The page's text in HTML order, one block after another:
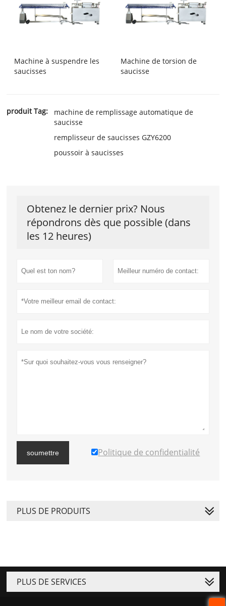
Machine à suspendre les
saucisses
Machine de torsion de
saucisse
produit Tag:
machine de remplissage automatique de
saucisse
remplisseur de saucisses GZY6200
poussoir à saucisses
Obtenez le dernier prix? Nous
répondrons dès que possible (dans
les 12 heures)
soumettre Politique de confidentialité
PLUS DE PRODUITS
PLUS DE SERVICES